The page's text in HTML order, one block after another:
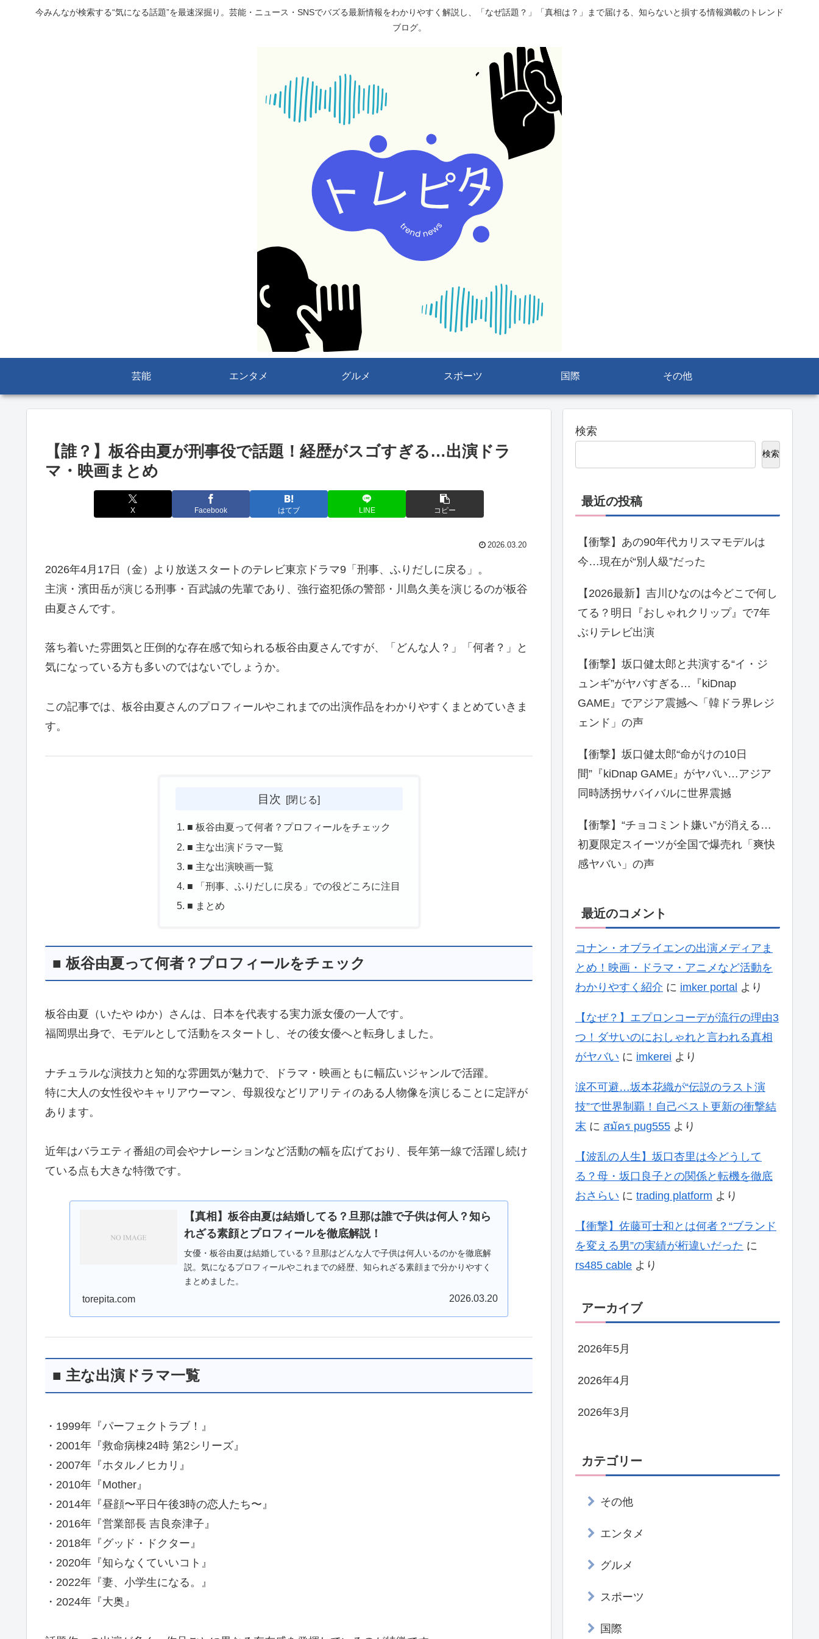
今みんなが検索する“気になる話題”を最速深掘り。芸能・ニュース・SNSでバズる最新情報をわかりやすく解説し、「なぜ話題？」「真相は？」まで届ける、知らないと損する情報満載のトレンド
ブログ。
芸能 エンタメ グルメ スポーツ 国際 その他
【誰？】板谷由夏が刑事役で話題！経歴がスゴすぎる…出演ドラ
マ・映画まとめ
X Facebook はてブ LINE コピー
2026.03.20
2026年4月17日（金）より放送スタートのテレビ東京ドラマ9「刑事、ふりだしに戻る」。
主演・濱田岳が演じる刑事・百武誠の先輩であり、強行盗犯係の警部・川島久美を演じるのが板谷
由夏さんです。
落ち着いた雰囲気と圧倒的な存在感で知られる板谷由夏さんですが、「どんな人？」「何者？」と
気になっている方も多いのではないでしょうか。
この記事では、板谷由夏さんのプロフィールやこれまでの出演作品をわかりやすくまとめていきま
す。
目次
■ 板谷由夏って何者？プロフィールをチェック
■ 主な出演ドラマ一覧
■ 主な出演映画一覧
■ 「刑事、ふりだしに戻る」での役どころに注目
■ まとめ
■ 板谷由夏って何者？プロフィールをチェック
板谷由夏（いたや ゆか）さんは、日本を代表する実力派女優の一人です。
福岡県出身で、モデルとして活動をスタートし、その後女優へと転身しました。
ナチュラルな演技力と知的な雰囲気が魅力で、ドラマ・映画ともに幅広いジャンルで活躍。
特に大人の女性役やキャリアウーマン、母親役などリアリティのある人物像を演じることに定評が
あります。
近年はバラエティ番組の司会やナレーションなど活動の幅を広げており、長年第一線で活躍し続け
ている点も大きな特徴です。
【真相】板谷由夏は結婚してる？旦那は誰で子供は何人？知ら
れざる素顔とプロフィールを徹底解説！
女優・板谷由夏は結婚している？旦那はどんな人で子供は何人いるのかを徹底解
説。気になるプロフィールやこれまでの経歴、知られざる素顔まで分かりやすく
まとめました。
torepita.com 2026.03.20
■ 主な出演ドラマ一覧
・1999年『パーフェクトラブ！』
・2001年『救命病棟24時 第2シリーズ』
・2007年『ホタルノヒカリ』
・2010年『Mother』
・2014年『昼顔〜平日午後3時の恋人たち〜』
・2016年『営業部長 吉良奈津子』
・2018年『グッド・ドクター』
・2020年『知らなくていいコト』
・2022年『妻、小学生になる。』
・2024年『大奥』
検索
検索
最近の投稿
【衝撃】あの90年代カリスマモデルは
今…現在が“別人級”だった
【2026最新】吉川ひなのは今どこで何し
てる？明日『おしゃれクリップ』で7年
ぶりテレビ出演
【衝撃】坂口健太郎と共演する“イ・ジ
ュンギ”がヤバすぎる…『kiDnap
GAME』でアジア震撼へ「韓ドラ界レジ
ェンド」の声
【衝撃】坂口健太郎“命がけの10日
間”『kiDnap GAME』がヤバい…アジア
同時誘拐サバイバルに世界震撼
【衝撃】“チョコミント嫌い”が消える…
初夏限定スイーツが全国で爆売れ「爽快
感ヤバい」の声
最近のコメント
コナン・オブライエンの出演メディアま
とめ！映画・ドラマ・アニメなど活動を
わかりやすく紹介 に imker portal より
【なぜ？】エプロンコーデが流行の理由3
つ！ダサいのにおしゃれと言われる真相
がヤバい に imkerei より
涙不可避…坂本花織が“伝説のラスト演
技”で世界制覇！自己ベスト更新の衝撃結
末 に สมัคร pug555 より
【波乱の人生】坂口杏里は今どうして
る？母・坂口良子との関係と転機を徹底
おさらい に trading platform より
【衝撃】佐藤可士和とは何者？“ブランド
を変える男”の実績が桁違いだった に
rs485 cable より
アーカイブ
2026年5月
2026年4月
2026年3月
カテゴリー
その他
エンタメ
グルメ
スポーツ
国際